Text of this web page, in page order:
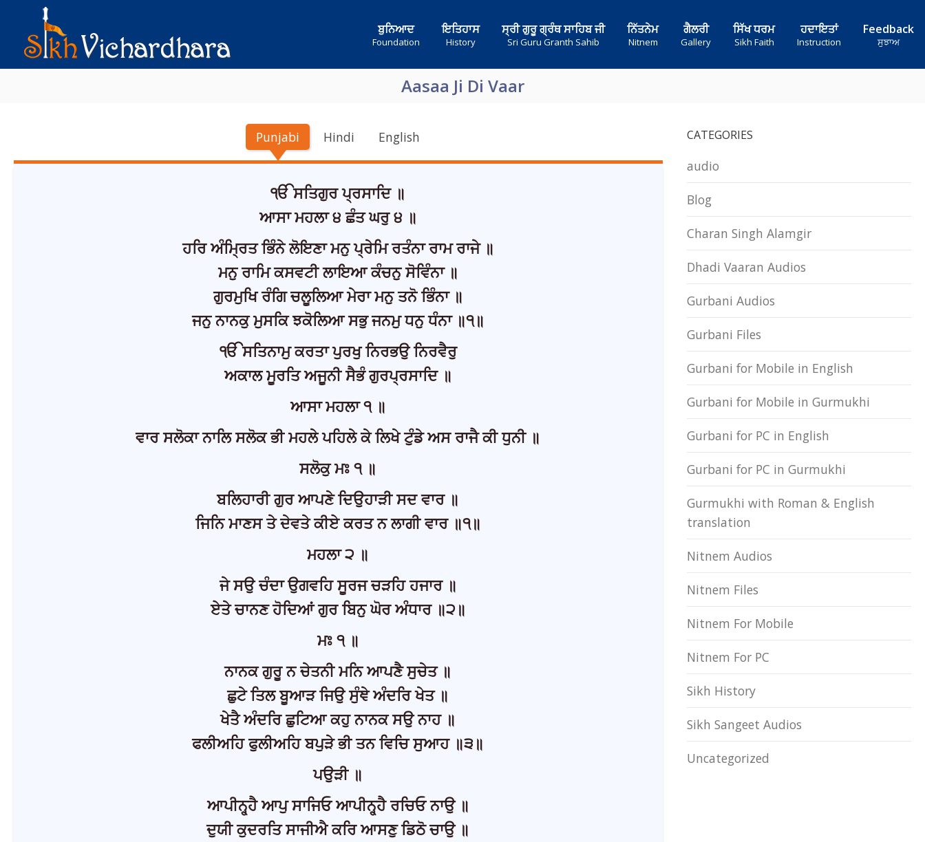
ਬੁਨਿਆਦ
Foundation
ਇਤਿਹਾਸ
History
ਸ੍ਰੀ ਗੁਰੂ ਗ੍ਰੰਥ ਸਾਹਿਬ ਜੀ
Sri Guru Granth Sahib
ਨਿੱਤਨੇਮ
Nitnem
ਗੈਲਰੀ
Gallery
ਸਿੱਖ ਧਰਮ
Sikh Faith
ਹਦਾਇਤਾਂ
Instruction
Feedback
ਸੁਝਾਅ
Aasaa Ji Di Vaar
Punjabi Hindi English
ੴ ਸਤਿਗੁਰ ਪ੍ਰਸਾਦਿ ॥
ਆਸਾ ਮਹਲਾ ੪ ਛੰਤ ਘਰੁ ੪ ॥
ਹਰਿ ਅੰਮ੍ਰਿਤ ਭਿੰਨੇ ਲੋਇਣਾ ਮਨੁ ਪ੍ਰੇਮਿ ਰਤੰਨਾ ਰਾਮ ਰਾਜੇ ॥
ਮਨੁ ਰਾਮਿ ਕਸਵਟੀ ਲਾਇਆ ਕੰਚਨੁ ਸੋਵਿੰਨਾ ॥
ਗੁਰਮੁਖਿ ਰੰਗਿ ਚਲੂਲਿਆ ਮੇਰਾ ਮਨੁ ਤਨੋ ਭਿੰਨਾ ॥
ਜਨੁ ਨਾਨਕੁ ਮੁਸਕਿ ਝਕੋਲਿਆ ਸਭੁ ਜਨਮੁ ਧਨੁ ਧੰਨਾ ॥੧॥
ੴ ਸਤਿਨਾਮੁ ਕਰਤਾ ਪੁਰਖੁ ਨਿਰਭਉ ਨਿਰਵੈਰੁ
ਅਕਾਲ ਮੂਰਤਿ ਅਜੂਨੀ ਸੈਭੰ ਗੁਰਪ੍ਰਸਾਦਿ ॥
ਆਸਾ ਮਹਲਾ ੧ ॥
ਵਾਰ ਸਲੋਕਾ ਨਾਲਿ ਸਲੋਕ ਭੀ ਮਹਲੇ ਪਹਿਲੇ ਕੇ ਲਿਖੇ ਟੁੰਡੇ ਅਸ ਰਾਜੈ ਕੀ ਧੁਨੀ ॥
ਸਲੋਕੁ ਮਃ ੧ ॥
ਬਲਿਹਾਰੀ ਗੁਰ ਆਪਣੇ ਦਿਉਹਾੜੀ ਸਦ ਵਾਰ ॥
ਜਿਨਿ ਮਾਣਸ ਤੇ ਦੇਵਤੇ ਕੀਏ ਕਰਤ ਨ ਲਾਗੀ ਵਾਰ ॥੧॥
ਮਹਲਾ ੨ ॥
ਜੇ ਸਉ ਚੰਦਾ ਉਗਵਹਿ ਸੂਰਜ ਚੜਹਿ ਹਜਾਰ ॥
ਏਤੇ ਚਾਨਣ ਹੋਦਿਆਂ ਗੁਰ ਬਿਨੁ ਘੋਰ ਅੰਧਾਰ ॥੨॥
ਮਃ ੧ ॥
ਨਾਨਕ ਗੁਰੂ ਨ ਚੇਤਨੀ ਮਨਿ ਆਪਣੈ ਸੁਚੇਤ ॥
ਛੁਟੇ ਤਿਲ ਬੂਆੜ ਜਿਉ ਸੁੰਞੇ ਅੰਦਰਿ ਖੇਤ ॥
ਖੇਤੈ ਅੰਦਰਿ ਛੁਟਿਆ ਕਹੁ ਨਾਨਕ ਸਉ ਨਾਹ ॥
ਫਲੀਅਹਿ ਫੁਲੀਅਹਿ ਬਪੁੜੇ ਭੀ ਤਨ ਵਿਚਿ ਸੁਆਹ ॥੩॥
ਪਉੜੀ ॥
ਆਪੀਨ੍ਹ੍ਹੈ ਆਪੁ ਸਾਜਿਓ ਆਪੀਨ੍ਹ੍ਹੈ ਰਚਿਓ ਨਾਉ ॥
ਦੁਯੀ ਕੁਦਰਤਿ ਸਾਜੀਐ ਕਰਿ ਆਸਣੁ ਡਿਠੋ ਚਾਉ ॥
CATEGORIES
audio
Blog
Charan Singh Alamgir
Dhadi Vaaran Audios
Gurbani Audios
Gurbani Files
Gurbani for Mobile in English
Gurbani for Mobile in Gurmukhi
Gurbani for PC in English
Gurbani for PC in Gurmukhi
Gurmukhi with Roman & English
translation
Nitnem Audios
Nitnem Files
Nitnem For Mobile
Nitnem For PC
Sikh History
Sikh Sangeet Audios
Uncategorized